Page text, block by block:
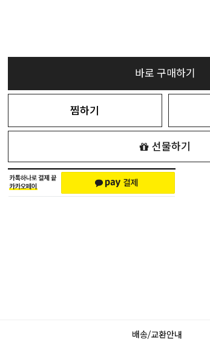
바로 구매하기
찜하기
선물하기
배송/교환안내